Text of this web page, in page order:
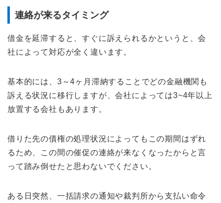
連絡が来るタイミング
借金を延滞すると、すぐに訴えられるかというと、会
社によって対応が全く違います。
基本的には、3～4ヶ月滞納することでどの金融機関も
訴える状況に移行しますが、会社によっては3~4年以上
放置する会社もあります。
借りた先の債権の処理状況によってもこの期間はずれ
るため、この間の催促の連絡が来なくなったからと言
って踏み倒せたと思わないでください。
ある日突然、一括請求の通知や裁判所から支払い命令